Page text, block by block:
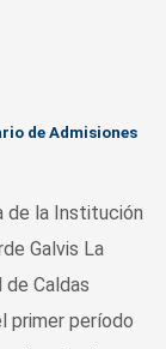
de Admisiones
de la Institución
Galvis La
Caldas
primer período